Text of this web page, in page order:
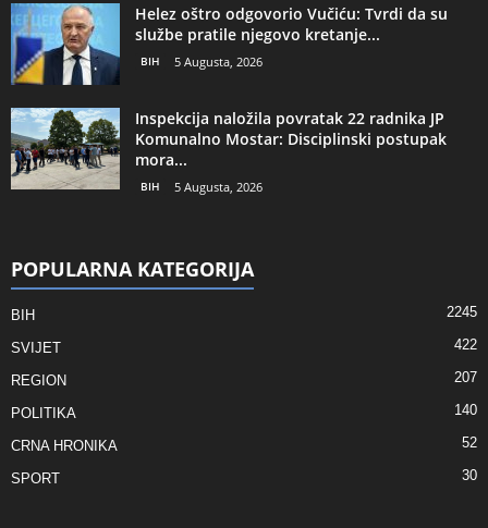
Helez oštro odgovorio Vučiću: Tvrdi da su
službe pratile njegovo kretanje...
BIH 5 Augusta, 2026
Inspekcija naložila povratak 22 radnika JP
Komunalno Mostar: Disciplinski postupak
mora...
BIH 5 Augusta, 2026
POPULARNA KATEGORIJA
BIH 2245
SVIJET 422
REGION 207
POLITIKA 140
CRNA HRONIKA 52
SPORT 30